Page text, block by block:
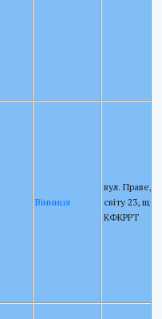
Вінниця
вул.
світу 23,
КФКРРТ